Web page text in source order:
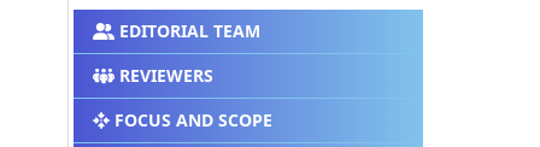
EDITORIAL TEAM
REVIEWERS
FOCUS AND SCOPE